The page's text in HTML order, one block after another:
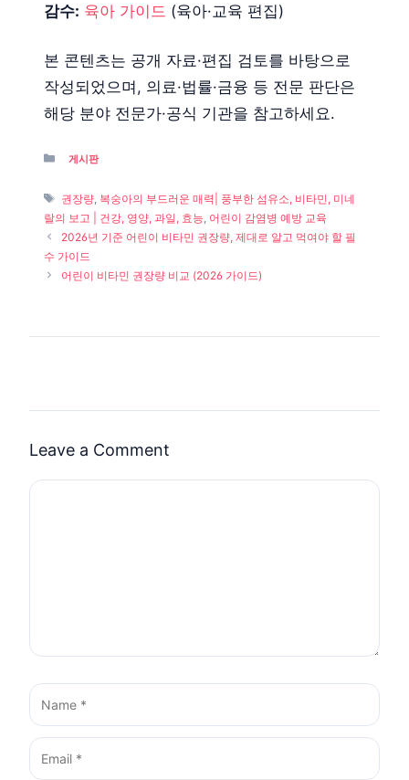
감수: 육아 가이드 (육아·교육 편집)
본 콘텐츠는 공개 자료·편집 검토를 바탕으로
작성되었으며, 의료·법률·금융 등 전문 판단은
해당 분야 전문가·공식 기관을 참고하세요.
Categories
게시판
Tags
권장량 복숭아의 부드러운 매력| 풍부한 섬유소, 비타민, 미네
랄의 보고 | 건강, 영양, 과일, 효능 어린이 감염병 예방 교육
2026년 기준 어린이 비타민 권장량, 제대로 알고 먹여야 할 필
수 가이드
어린이 비타민 권장량 비교 (2026 가이드)
Leave a Comment
Comment
Name
Email